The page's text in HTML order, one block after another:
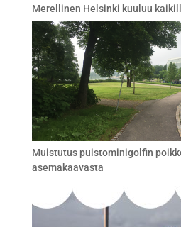
Merellinen Helsinki kuuluu
Muistutus puistominigolfin
asemakaavasta